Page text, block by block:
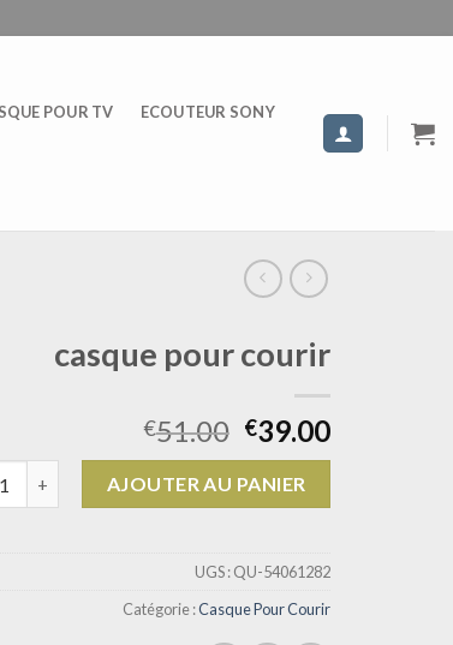
POUR TV ECOUTEUR SONY
casque pour courir
€51.00 €39.00
AJOUTER AU PANIER
UGS :QU-54061282
Catégorie :Casque Pour Courir